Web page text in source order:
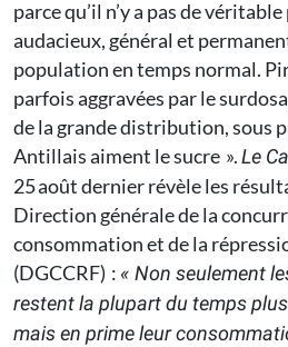
parce qu’il n’y a pas de
audacieux, général et
population en temps normal.
parfois aggravées par le
de la grande distribution, sous
Antillais aiment le sucre ».Le
25 août dernier révèle les
Direction générale de la
consommation et de la
(DGCCRF) : « Non seulement
restent la plupart du temps
mais en prime leur